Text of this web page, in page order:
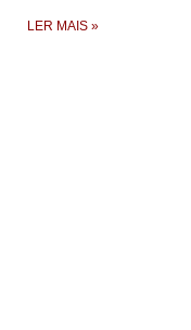
LER MAIS »